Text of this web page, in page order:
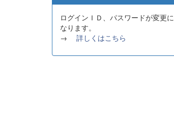
ログインＩＤ、パスワードが変更に
なります。
→ 詳しくはこちら